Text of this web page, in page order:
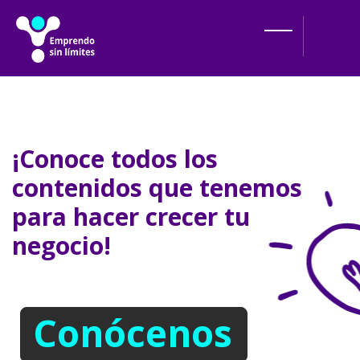
Salta [Cocoon] Hero 6
¡Conoce todos los
contenidos que tenemos
para hacer crecer tu
negocio!
Conócenos